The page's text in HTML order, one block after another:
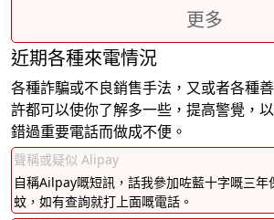
更多
近期各種來電情況
各種詐騙或不良銷售手法，又或者各種
許都可以使你了解多一些，提高警覺，
錯過重要電話而做成不便。
聲稱或疑似 Alipay
自稱Ailpay嘅短訊，話我參加咗藍十字嘅三
蚊，如有查詢就打上面嘅電話。